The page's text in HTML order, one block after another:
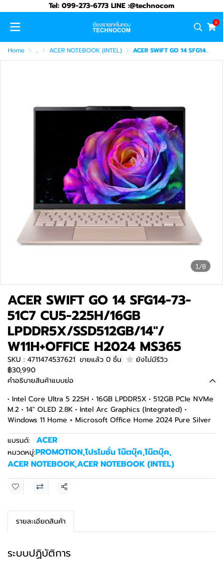
Tel: 099-273-6773 LINE :@technocom
0
Home ... ACER NOTEBOOK (INTEL) ACER SWIFT GO 14 SFG14-73-51C7 CU5-225H/16GB LPDDR5X/SSD512GB/14"/ W11H+OFFICE H2024 MS365
1/8
ACER SWIFT GO 14 SFG14-73-
51C7 CU5-225H/16GB
LPDDR5X/SSD512GB/14"/
W11H+OFFICE H2024 MS365
SKU : 4711474537621 ขายแล้ว 0 ชิ้น
ยังไม่มีรีวิว
฿30,990
คำอธิบายสินค้าแบบย่อ
• Intel Core Ultra 5 225H • 16GB LPDDR5X • 512GB PCIe NVMe
M.2 • 14" OLED 2.8K • Intel Arc Graphics (Integrated) •
Windows 11 Home + Microsoft Office Home 2024 Pure Silver
แบรนด์:
ACER
หมวดหมู่:PROMOTION,โปรโมชั่น โน๊ตบุ๊ค,โน๊ตบุ๊ค,
ACER NOTEBOOK,ACER NOTEBOOK (INTEL)
แชร์
รายละเอียดสินค้า
ระบบปฏิบัติการ